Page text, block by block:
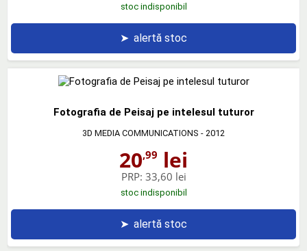
stoc indisponibil
➤ alertă stoc
Fotografia de Peisaj pe intelesul tuturor
3D MEDIA COMMUNICATIONS - 2012
20,99 lei
PRP: 33,60 lei
stoc indisponibil
➤ alertă stoc